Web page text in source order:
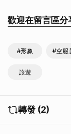
歡迎在留言區分
#形象 #空服
旅遊
轉發 (2)